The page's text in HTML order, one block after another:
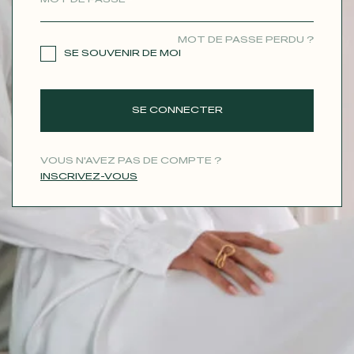
MOT DE PASSE PERDU ?
SE SOUVENIR DE MOI
SE CONNECTER
VOUS N'AVEZ PAS DE COMPTE ?
INSCRIVEZ-VOUS